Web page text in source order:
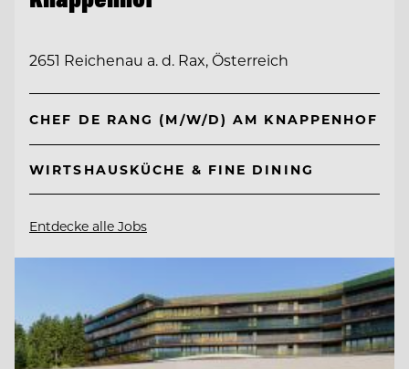
2651 Reichenau a. d. Rax, Österreich
CHEF DE RANG (M/W/D) AM KNAPPENHOF
WIRTSHAUSKÜCHE & FINE DINING
Entdecke alle Jobs